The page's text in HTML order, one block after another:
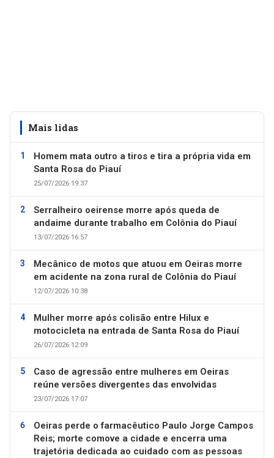
Mais lidas
Homem mata outro a tiros e tira a própria vida em
Santa Rosa do Piauí
25/07/2026 19:37
Serralheiro oeirense morre após queda de
andaime durante trabalho em Colônia do Piauí
13/07/2026 16:57
Mecânico de motos que atuou em Oeiras morre
em acidente na zona rural de Colônia do Piauí
12/07/2026 10:38
Mulher morre após colisão entre Hilux e
motocicleta na entrada de Santa Rosa do Piauí
26/07/2026 12:09
Caso de agressão entre mulheres em Oeiras
reúne versões divergentes das envolvidas
23/07/2026 17:07
Oeiras perde o farmacêutico Paulo Jorge Campos
Reis; morte comove a cidade e encerra uma
trajetória dedicada ao cuidado com as pessoas